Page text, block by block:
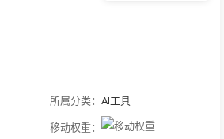
所属分类： AI工具
移动权重：